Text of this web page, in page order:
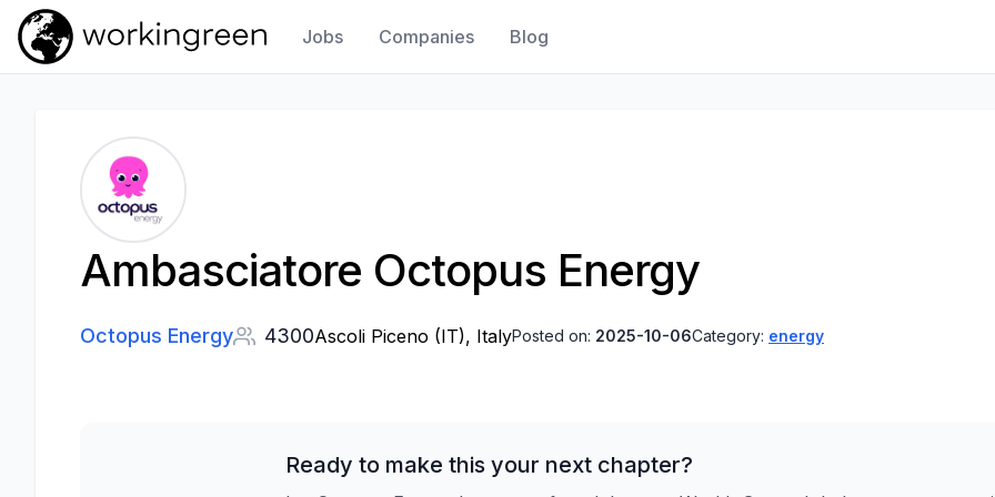
Work In Green
Jobs Companies Blog
Ambasciatore Octopus Energy
Octopus Energy 4300Ascoli Piceno (IT), ItalyPosted on: 2025-10-06Category: energy
Ready to make this your next chapter?